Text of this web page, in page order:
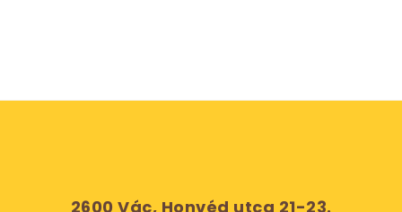
2600 Vác, Honvéd utca 21-23.